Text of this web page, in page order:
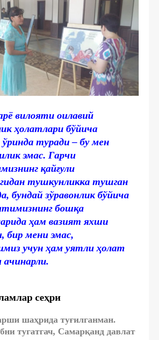
вилояти оилавий
ҳолатлари бўйича
туради – бу мен
эмас. Гарчи
қайғули
тушкунликка тушган
бундай зўравонлик бўйича
бошқа
ҳам вазият яхши
бир мени эмас,
учун ҳам уятли ҳолат
ачинарли.
сеҳри
шаҳрида туғилганман.
тугатгач, Самарқанд давлат